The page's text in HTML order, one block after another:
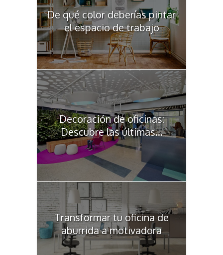
De qué color deberías pintar
el espacio de trabajo
Decoración de oficinas:
Descubre las últimas...
Transformar tu oficina de
aburrida a motivadora